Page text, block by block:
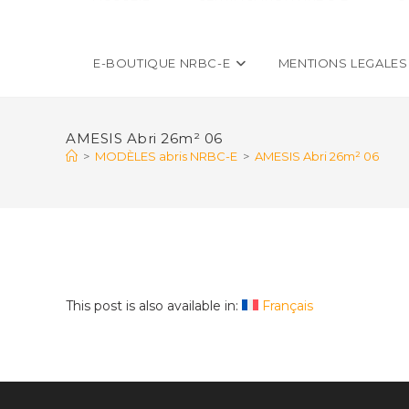
E-BOUTIQUE NRBC-E MENTIONS LEGALES
AMESIS Abri 26m² 06
> MODÈLES abris NRBC-E > AMESIS Abri 26m² 06
This post is also available in: Français